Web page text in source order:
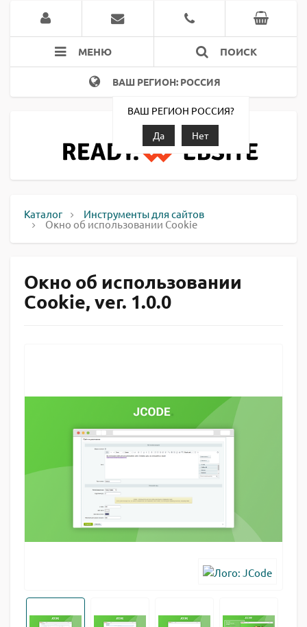
МЕНЮ ПОИСК
ВАШ РЕГИОН: РОССИЯ
ВАШ РЕГИОН РОССИЯ?
Да
Нет
Каталог Инструменты для сайтов
Окно об использовании Cookie
Окно об использовании
Cookie, ver. 1.0.0